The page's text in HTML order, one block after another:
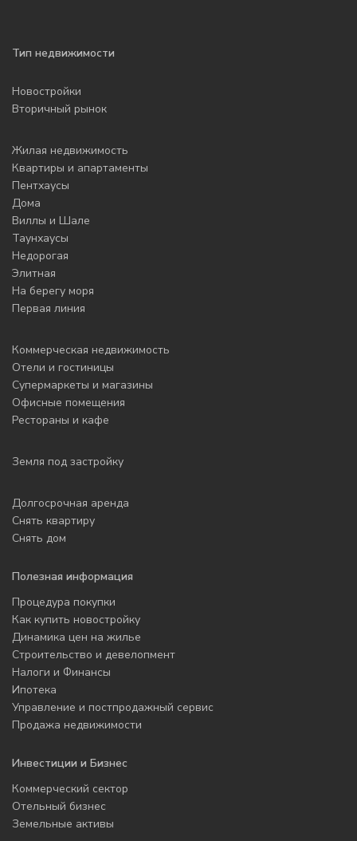
Тип недвижимости
Новостройки
Вторичный рынок
Жилая недвижимость
Квартиры и апартаменты
Пентхаусы
Дома
Виллы и Шале
Таунхаусы
Недорогая
Элитная
На берегу моря
Первая линия
Коммерческая недвижимость
Отели и гостиницы
Супермаркеты и магазины
Офисные помещения
Рестораны и кафе
Земля под застройку
Долгосрочная аренда
Снять квартиру
Снять дом
Полезная информация
Процедура покупки
Как купить новостройку
Динамика цен на жилье
Строительство и девелопмент
Налоги и Финансы
Ипотека
Управление и постпродажный сервис
Продажа недвижимости
Инвестиции и Бизнес
Коммерческий сектор
Отельный бизнес
Земельные активы